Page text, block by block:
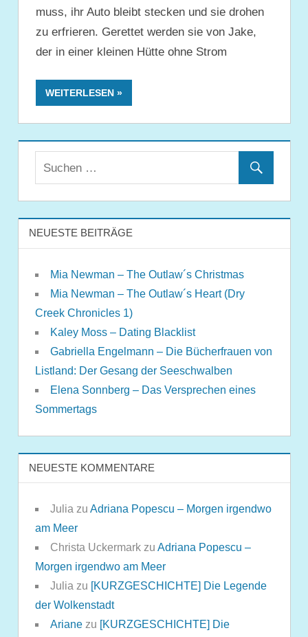
muss, ihr Auto bleibt stecken und sie drohen
zu erfrieren. Gerettet werden sie von Jake,
der in einer kleinen Hütte ohne Strom
WEITERLESEN
NEUESTE BEITRÄGE
Mia Newman – The Outlaw´s Christmas
Mia Newman – The Outlaw´s Heart (Dry
Creek Chronicles 1)
Kaley Moss – Dating Blacklist
Gabriella Engelmann – Die Bücherfrauen von
Listland: Der Gesang der Seeschwalben
Elena Sonnberg – Das Versprechen eines
Sommertags
NEUESTE KOMMENTARE
Julia zu Adriana Popescu – Morgen irgendwo
am Meer
Christa Uckermarkzu Adriana Popescu –
Morgen irgendwo am Meer
Julia zu [KURZGESCHICHTE] Die Legende
der Wolkenstadt
Arianezu [KURZGESCHICHTE] Die